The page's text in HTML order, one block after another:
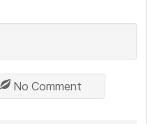
No Comment